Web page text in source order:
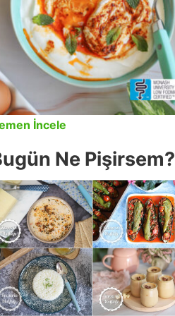
İncele
Ne Pişirsem?